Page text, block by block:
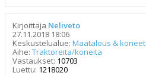
Kirjoittaja Neliveto
27.11.2018 18:06
Keskustelualue: Maatalous & koneet
Aihe: Traktoreita/koneita
Vastaukset: 10703
Luettu: 1218020